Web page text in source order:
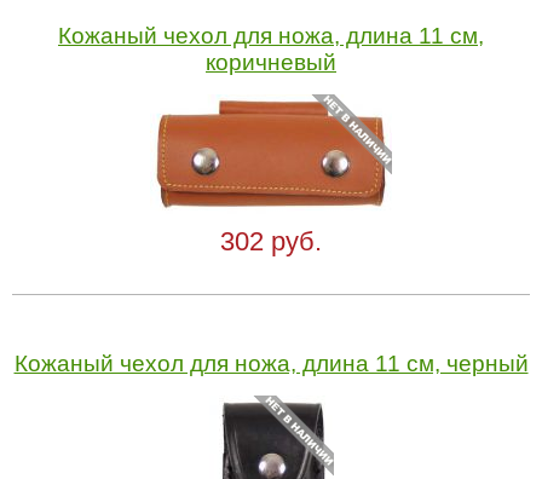
Кожаный чехол для ножа, длина 11 см,
коричневый
302 руб.
Кожаный чехол для ножа, длина 11 см, черный